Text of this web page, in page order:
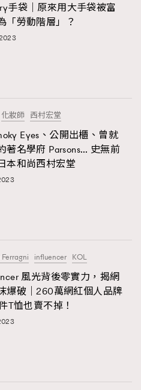
2
132
4
1
致敬
小事情
常
壯志
文列明條款及細則。 請瀏覽
Hanna與Takuro｜模特
Tyson Yoshi x 林家謙
手袋｜原來用大手袋被富
「勞動階層」？
化妝師 西村宏堂
Eyes、公開出櫃、曾就
著名學府 Parsons… 史無前
本和尚西村宏堂
influencer KOL
風光背後零實力，揭網
爆破｜260萬網紅個人品牌
T恤也賣不掉！